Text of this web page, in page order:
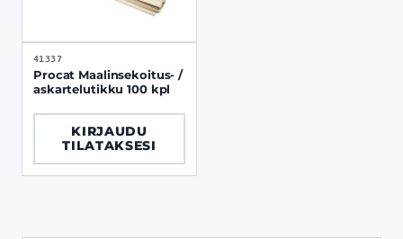
41337
Procat Maalinsekoitus- /
askartelutikku 100 kpl
KIRJAUDU
TILATAKSESI